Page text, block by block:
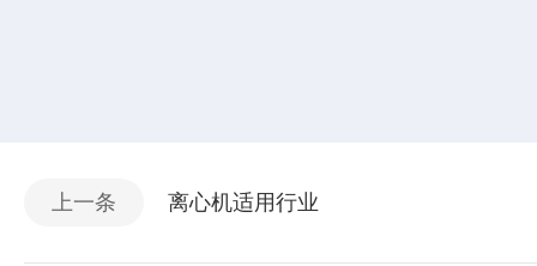
上一条 离心机适用行业